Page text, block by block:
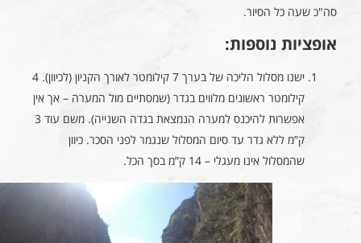
סה"כ שעה כל הסיור.
אופציות נוספות:
ישנו מסלול הליכה של בערך 7 קילומטר לאורך הקניון (לכיוון). 4
קילומטר ראשונים מלווים בגדר (שמסתיים מול המערה – אך אין
אפשרות להיכנס למערה הנמצאת בגדה השנייה). משם עוד 3
ק”מ ללא גדר עד סיום המסלול שנגמר לפני הסכר. כיוון
שהמסלול אינו מעגלי – 14 ק”מ בסך הכל.